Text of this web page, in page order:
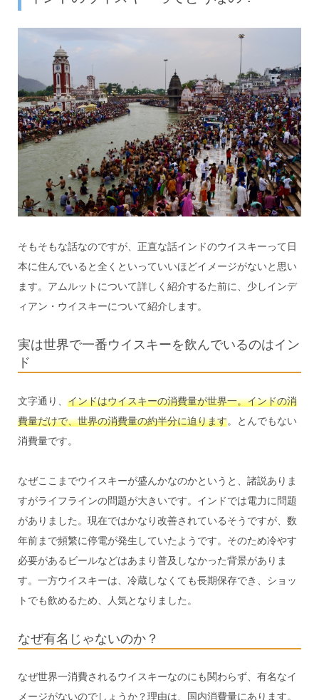
そもそもな話なのですが、正直な話インドのウイスキーって日
本に住んでいると全くといっていいほどイメージがないと思い
ます。アムルットについて詳しく紹介するた前に、少しインデ
ィアン・ウイスキーについて紹介します。
実は世界で一番ウイスキーを飲んでいるのはイン
ド
文字通り、 インドはウイスキーの消費量が世界一。インドの消
費量だけで、世界の消費量の約半分に迫ります。とんでもない
消費量です。
なぜここまでウイスキーが盛んかなのかというと、諸説ありま
すがライフラインの問題が大きいです。インドでは電力に問題
がありました。現在ではかなり改善されているそうですが、数
年前まで頻繁に停電が発生していたようです。そのため冷やす
必要があるビールなどはあまり普及しなかった背景がありま
す。一方ウイスキーは、冷蔵しなくても長期保存でき、ショッ
トでも飲めるため、人気となりました。
なぜ有名じゃないのか？
なぜ世界一消費されるウイスキーなのにも関わらず、有名なイ
メージがないのでしょうか？理由は、国内消費量にあります。